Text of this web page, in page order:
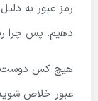
رمز عبور به
دهیم. پس چرا
هیچ کس دوست
عبور خلاص